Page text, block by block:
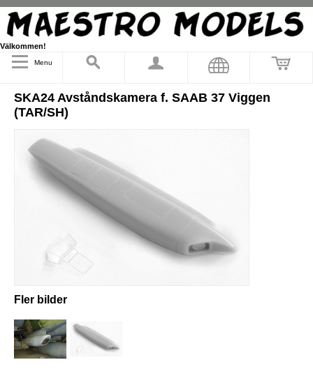
Välkommen!
Menu
SKA24 Avståndskamera f. SAAB 37 Viggen
(TAR/SH)
Fler bilder